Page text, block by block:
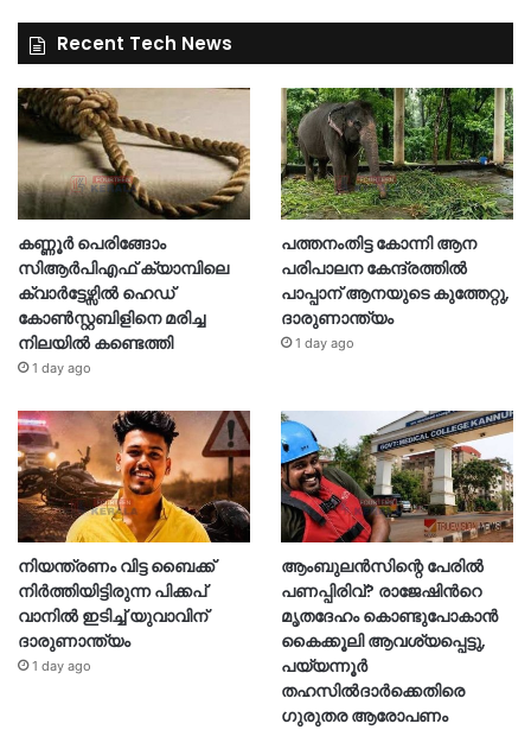
Recent Tech News
കണ്ണൂർ പെരിങ്ങോം
സിആർപിഎഫ് ക്യാമ്പിലെ
ക്വാർട്ടേഴ്സിൽ ഹെഡ്
കോൺസ്റ്റബിളിനെ മരിച്ച
നിലയിൽ കണ്ടെത്തി
1 day ago
പത്തനംതിട്ട കോന്നി ആന
പരിപാലന കേന്ദ്രത്തിൽ
പാപ്പാന് ആനയുടെ കുത്തേറ്റു,
ദാരുണാന്ത്യം
1 day ago
നിയന്ത്രണം വിട്ട ബൈക്ക്
നിർത്തിയിട്ടിരുന്ന പിക്കപ്
വാനിൽ ഇടിച്ച് യുവാവിന്
ദാരുണാന്ത്യം
1 day ago
ആംബുലൻസിന്റെ പേരിൽ
പണപ്പിരിവ്? രാജേഷിന്‍റെ
മൃതദേഹം കൊണ്ടുപോകാൻ
കൈക്കൂലി ആവശ്യപ്പെട്ടു,
പയ്യന്നൂർ
തഹസിൽദാർക്കെതിരെ
ഗുരുതര ആരോപണം